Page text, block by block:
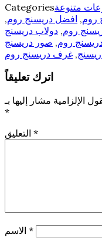
Categoriesمتنوعة
روم, افضل دريسنج روم,
روم, دولاب دريسنج
روم, صور دريسنج
, غرف دريسنج روم
اترك تعليقاً
الإلزامية مشار إليها بـ
*
*
*